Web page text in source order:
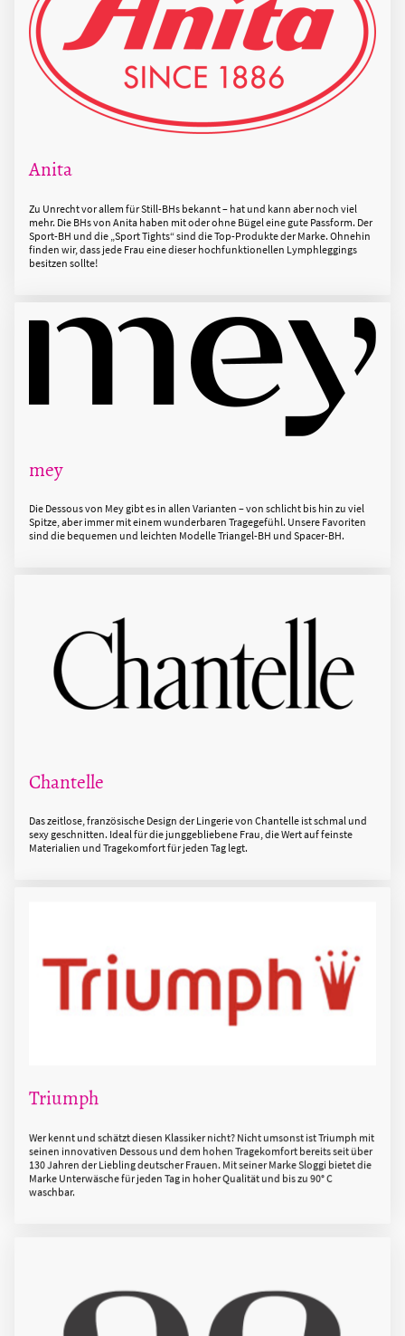
Anita
Zu Unrecht vor allem für Still-BHs bekannt – hat und kann aber noch viel
mehr. Die BHs von Anita haben mit oder ohne Bügel eine gute Passform. Der
Sport-BH und die „Sport Tights“ sind die Top-Produkte der Marke. Ohnehin
finden wir, dass jede Frau eine dieser hochfunktionellen Lymphleggings
besitzen sollte!
mey
Die Dessous von Mey gibt es in allen Varianten – von schlicht bis hin zu viel
Spitze, aber immer mit einem wunderbaren Tragegefühl. Unsere Favoriten
sind die bequemen und leichten Modelle Triangel-BH und Spacer-BH.
Chantelle
Das zeitlose, französische Design der Lingerie von Chantelle ist schmal und
sexy geschnitten. Ideal für die junggebliebene Frau, die Wert auf feinste
Materialien und Tragekomfort für jeden Tag legt.
Triumph
Wer kennt und schätzt diesen Klassiker nicht? Nicht umsonst ist Triumph mit
seinen innovativen Dessous und dem hohen Tragekomfort bereits seit über
130 Jahren der Liebling deutscher Frauen. Mit seiner Marke Sloggi bietet die
Marke Unterwäsche für jeden Tag in hoher Qualität und bis zu 90° C
waschbar.